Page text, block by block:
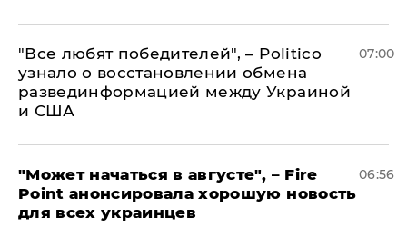
​"Все любят победителей", – Politico
узнало о восстановлении обмена
развединформацией между Украиной
и США
07:00
"Может начаться в августе", – Fire
Point анонсировала хорошую новость
для всех украинцев
06:56